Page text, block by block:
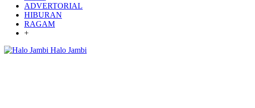
ADVERTORIAL
HIBURAN
RAGAM
+
Halo Jambi